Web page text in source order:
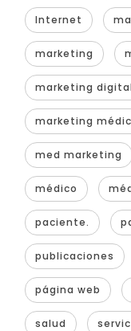
Internet
marketing
marketing
marketing
med marketing
médico
paciente.
publicaciones
página web
salud